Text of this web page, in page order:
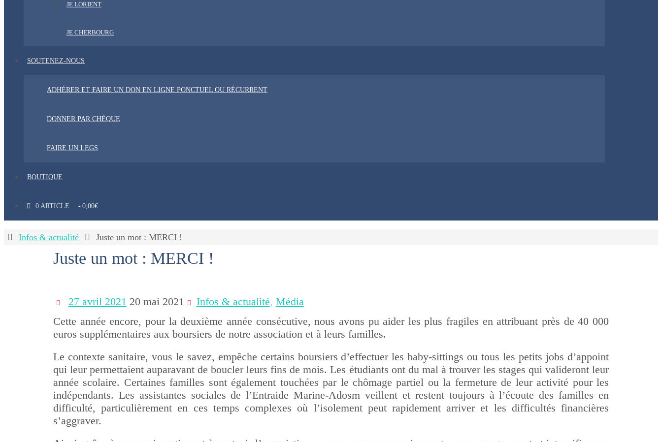
JE LORIENT
JE CHERBOURG
SOUTENEZ-NOUS
ADHÉRER ET FAIRE UN DON EN LIGNE PONCTUEL OU RÉCURRENT
DONNER PAR CHÈQUE
FAIRE UN LEGS
BOUTIQUE
0 ARTICLE 0,00€
HomeInfos & actualité Juste un mot : MERCI !
Juste un mot : MERCI !
27 avril 2021 20 mai 2021 Infos & actualité, Média
Cette année encore, pour la deuxième année consécutive, nous avons pu aider les plus fragiles en attribuant près de 40 000
euros supplémentaires aux boursiers de notre association et à leurs familles.
Le contexte sanitaire, vous le savez, empêche certains boursiers d’effectuer les baby-sittings ou tous les petits jobs d’appoint
qui leur permettaient auparavant de boucler leurs fins de mois. Les étudiants ont du mal à trouver les stages qui valideront leur
année scolaire. Certaines familles sont également touchées par le chômage partiel ou la fermeture de leur activité pour les
indépendants. Les assistantes sociales de l’Entraide Marine-Adosm veillent et restent toujours à l’écoute des familles en
difficulté, particulièrement en ces temps complexes où l’isolement peut rapidement arriver et les difficultés financières
s’aggraver.